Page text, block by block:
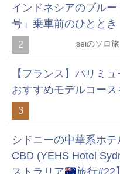
インドネシアのブル
号」乗車前のひととき
2 seiのソロ
【フランス】パリミ
おすすめモデルコース
3
シドニーの中華系ホ
CBD (YEHS Hotel
ストラリア
旅行#22